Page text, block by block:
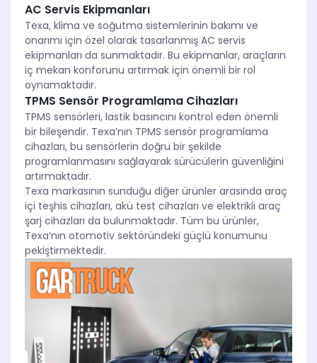
AC Servis Ekipmanları
Texa, klima ve soğutma sistemlerinin bakımı ve
onarımı için özel olarak tasarlanmış AC servis
ekipmanları da sunmaktadır. Bu ekipmanlar, araçların
iç mekan konforunu artırmak için önemli bir rol
oynamaktadır.
TPMS Sensör Programlama Cihazları
TPMS sensörleri, lastik basıncını kontrol eden önemli
bir bileşendir. Texa’nın TPMS sensör programlama
cihazları, bu sensörlerin doğru bir şekilde
programlanmasını sağlayarak sürücülerin güvenliğini
artırmaktadır.
Texa markasının sunduğu diğer ürünler arasında araç
içi teşhis cihazları, akü test cihazları ve elektrikli araç
şarj cihazları da bulunmaktadır. Tüm bu ürünler,
Texa’nın otomotiv sektöründeki güçlü konumunu
pekiştirmektedir.